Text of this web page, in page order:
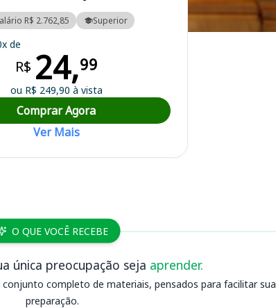
R$ 2.762,85 Superior
de
R$ 24,99
ou R$ 249,90 à vista
Comprar Agora
Ver Mais
O QUE VOCÊ RECEBE
única preocupação seja aprender.
completo de materiais, pensados para facilitar sua
preparação.